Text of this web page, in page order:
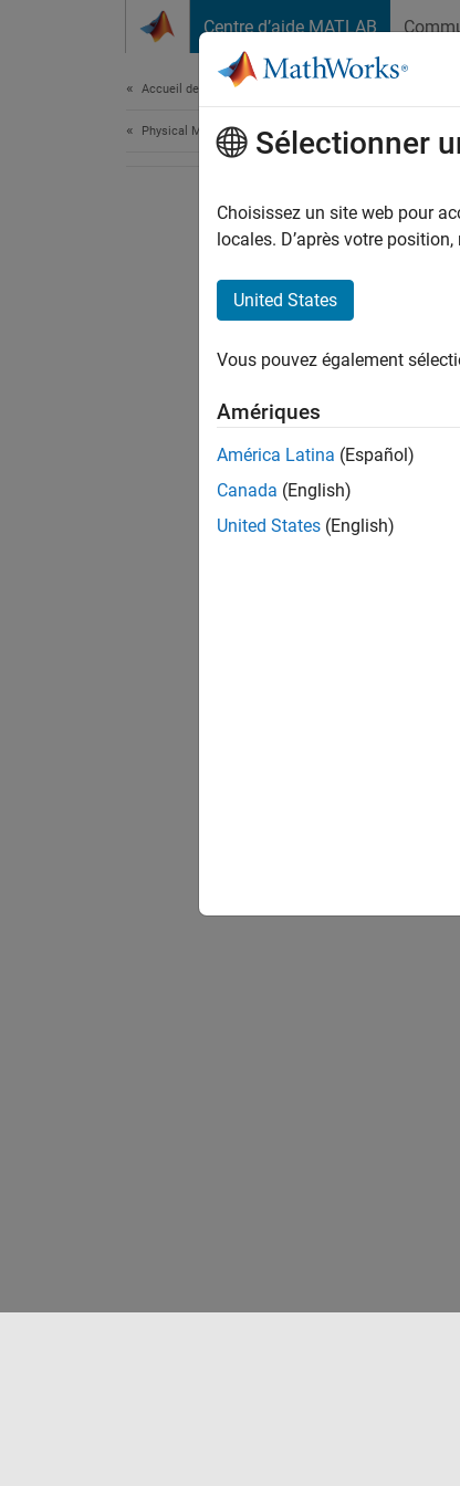
Centre d’aide MATLAB
Accueil de la documentation
Physical Modeling Sélectionner
Choisissez un site web pour
locales. D’après votre
United States
Vous pouvez également
Amériques
América Latina (Español)
Canada (English)
United States (English)